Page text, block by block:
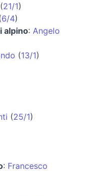
(21/1)
6/4)
alpino: Angelo
(13/1)
(25/1)
: Francesco